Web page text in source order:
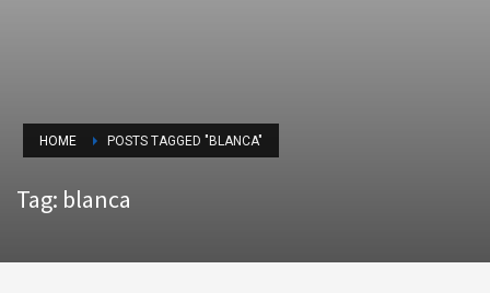
HOME POSTS TAGGED "BLANCA"
Tag: blanca